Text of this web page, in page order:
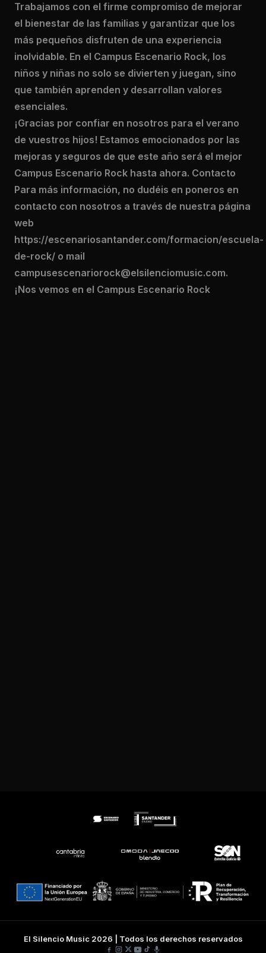
Trabajamos con el firme compromiso de mejorar
el bienestar de las familias y garantizar que los
más pequeños disfruten de una experiencia
inolvidable. En el Campus Escenario Rock, los
niños y niñas no solo se divierten y juegan, sino
que también aprenden y desarrollan valores
esenciales.
¡Gracias por confiar en nosotros para el verano
de vuestros hijos! Estamos emocionados por las
mejoras y seguros de que este año será el mejor
Campus Escenario Rock hasta ahora. Contacto
Para más información, no dudéis en poneros en
contacto con nosotros a través de nuestra página
web
https://escenariosantander.com/formacion/escuela-
de-rock/ o mail
campusescenariorock@elsilenciomusic.com.
¡Nos vemos en el Campus Escenario Rock
El Silencio Music 2026 | Todos los derechos reservados